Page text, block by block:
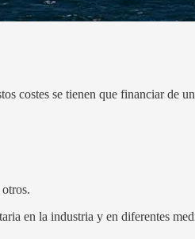
costes se tienen que financiar de
en la industria y en diferentes